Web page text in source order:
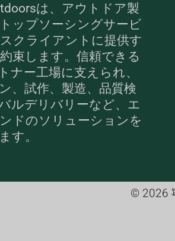
は、アウトドア製
ップソーシングサービ
クライアントに提供す
束します。信頼できる
ナー工場に支えられ、
、試作、製造、品質検
ルデリバリーなど、エ
ドのソリューションを
す。
© 2026